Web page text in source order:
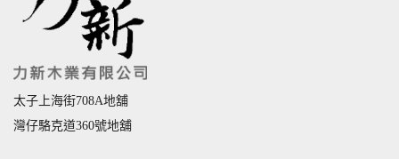
太子上海街708A地舖
灣仔駱克道360號地舖